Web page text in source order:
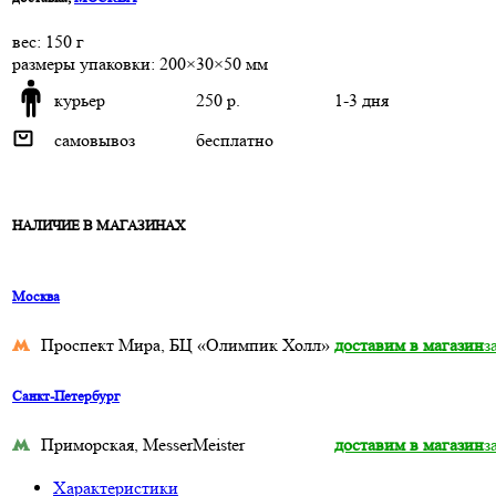
веc: 150 г
размеры упаковки: 200×30×50 мм
курьер
250 р.
1-3 дня
самовывоз
бесплатно
НАЛИЧИЕ В МАГАЗИНАХ
Москва
Проспект Мира, БЦ «Олимпик Холл» доставим в магазин
Санкт-Петербург
Приморская, MesserMeister доставим в магазин
Характеристики